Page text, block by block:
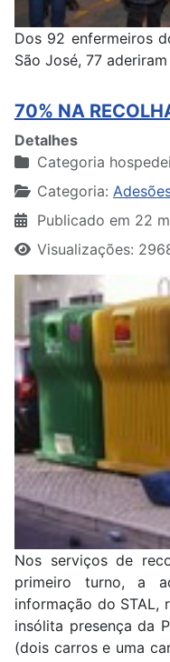
Dos 92 enfermeiros
São José, 77
70% NA
Detalhes
Categoria
Categoria:
Publicado em 22
Visualizações:
Nos serviços de
primeiro turno, a
informação do STAL,
insólita presença da
(dois carros e uma